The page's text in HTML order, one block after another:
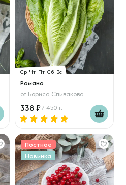
Ср Чт Пт Сб Вс
Романо
от Бориса Спивакова
338 / 450 г.
Постное
Новинка